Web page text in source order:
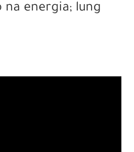
energia; lung